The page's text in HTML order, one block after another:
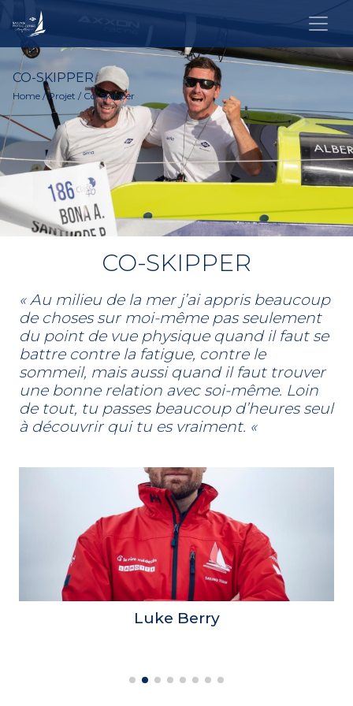
CO-SKIPPER
Home /Projet / Co-Skipper
CO-SKIPPER
« Au milieu de la mer j’ai appris beaucoup
de choses sur moi-même pas seulement
du point de vue physique quand il faut se
battre contre la fatigue, contre le
sommeil, mais aussi quand il faut trouver
une bonne relation avec soi-même. Loin
de tout, tu passes beaucoup d’heures seul
à découvrir qui tu es vraiment. «
Luke Berry